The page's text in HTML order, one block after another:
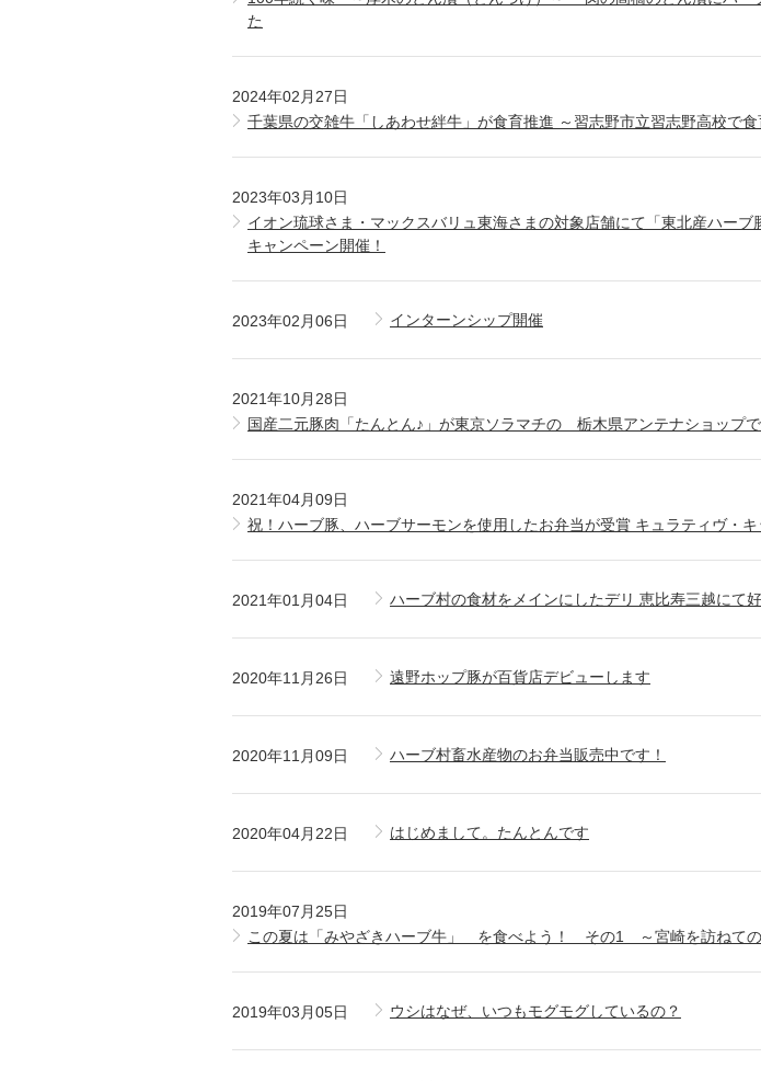
た
2024年02月27日
千葉県の交雑牛「しあわせ絆牛」が食育推進 ～習志野市立習志野高校で食
2023年03月10日
イオン琉球さま・マックスバリュ東海さまの対象店舗にて「東北産ハーブ
キャンペーン開催！
2023年02月06日 インターンシップ開催
2021年10月28日
国産二元豚肉「たんとん♪」が東京ソラマチの 栃木県アンテナショップ
2021年04月09日
祝！ハーブ豚、ハーブサーモンを使用したお弁当が受賞 キュラティヴ・キ
2021年01月04日 ハーブ村の食材をメインにしたデリ 恵比寿三越にて好
2020年11月26日 遠野ホップ豚が百貨店デビューします
2020年11月09日 ハーブ村畜水産物のお弁当販売中です！
2020年04月22日 はじめまして。たんとんです
2019年07月25日
この夏は「みやざきハーブ牛」 を食べよう！ その1 ～宮崎を訪ねての
2019年03月05日 ウシはなぜ、いつもモグモグしているの？